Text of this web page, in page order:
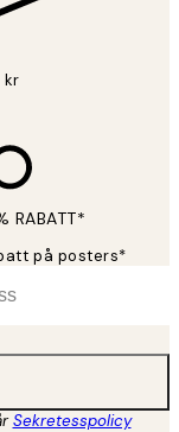
kr
RABATT*
på posters*
Sekretesspolicy